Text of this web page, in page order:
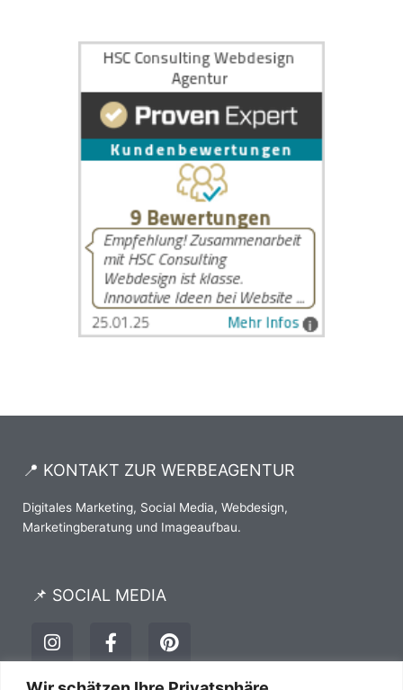
📍 KONTAKT ZUR WERBEAGENTUR
Digitales Marketing, Social Media, Webdesign,
Marketingberatung und Imageaufbau.
📌 SOCIAL MEDIA
I
n
s
F
a
c
P
i
n